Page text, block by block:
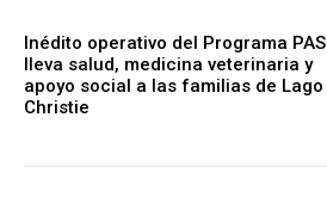
Inédito operativo del Programa PAS
lleva salud, medicina veterinaria y
apoyo social a las familias de Lago
Christie